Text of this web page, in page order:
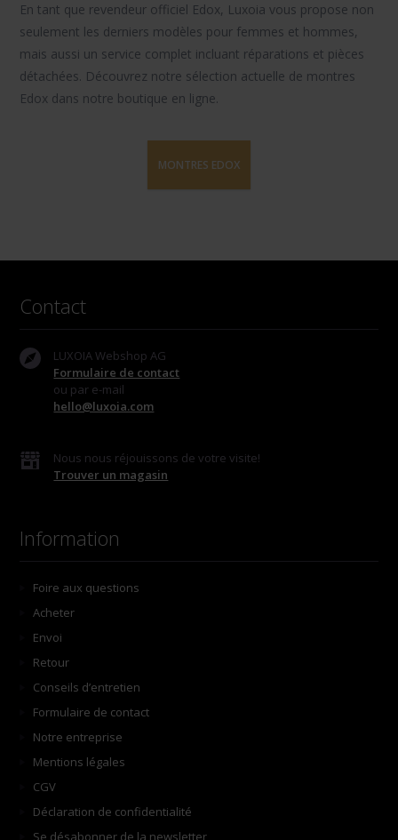
En tant que revendeur officiel Edox, Luxoia vous propose non
seulement les derniers modèles pour femmes et hommes,
mais aussi un service complet incluant réparations et pièces
détachées. Découvrez notre sélection actuelle de montres
Edox dans notre boutique en ligne.
MONTRES EDOX
Contact
LUXOIA Webshop AG
Formulaire de contact
ou par e-mail
hello@luxoia.com
Nous nous réjouissons de votre visite!
Trouver un magasin
Information
Foire aux questions
Acheter
Envoi
Retour
Conseils d’entretien
Formulaire de contact
Notre entreprise
Mentions légales
CGV
Déclaration de confidentialité
Se désabonner de la newsletter